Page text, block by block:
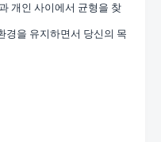
개인 사이에서 균형을 찾
경을 유지하면서 당신의 목